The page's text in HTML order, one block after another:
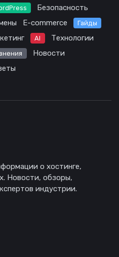
Безопасность
E-commerce Гайды
AI
Технологии
Новости
о хостинге,
Новости, обзоры,
индустрии.